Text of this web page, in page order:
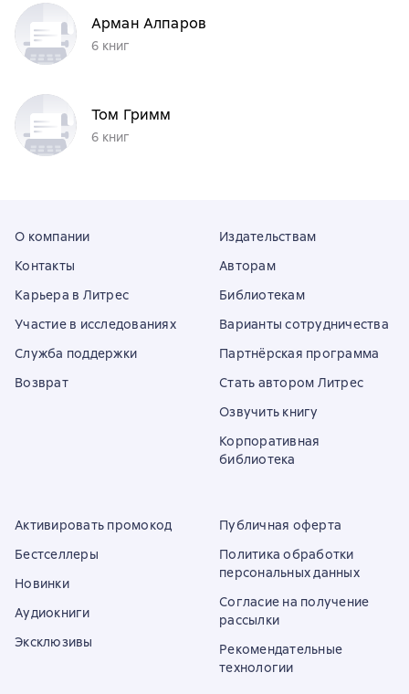
Арман Алпаров
6 книг
Том Гримм
6 книг
О компании
Контакты
Карьера в Литрес
Участие в исследованиях
Служба поддержки
Возврат
Издательствам
Авторам
Библиотекам
Варианты сотрудничества
Партнёрская программа
Стать автором Литрес
Озвучить книгу
Корпоративная
библиотека
Активировать промокод
Бестселлеры
Новинки
Аудиокниги
Эксклюзивы
Публичная оферта
Политика обработки
персональных данных
Согласие на получение
рассылки
Рекомендательные
технологии